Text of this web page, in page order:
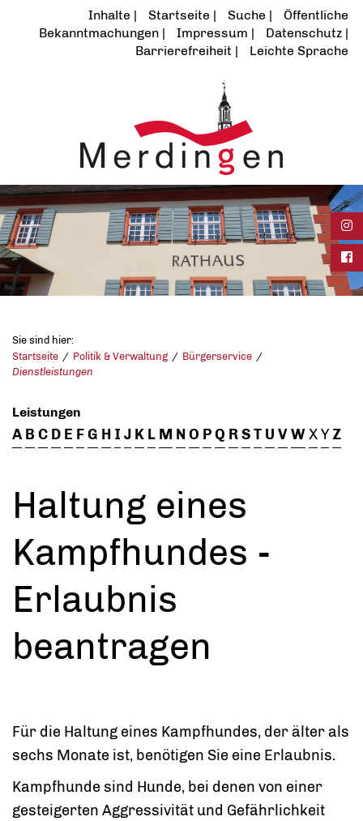
Inhalte Startseite Suche
Öffentliche
Bekanntmachungen
Impressum
Datenschutz
Barrierefreiheit
Leichte Sprache
Sie sind hier:
Startseite
Politik & Verwaltung
Bürgerservice
Dienstleistungen
Leistungen
A B C D E FG H I J K L M NO PQ RST U VWXYZ
Haltung eines
Kampfhundes -
Erlaubnis
beantragen
Für die Haltung eines Kampfhundes, der älter als
sechs Monate ist, benötigen Sie eine Erlaubnis.
Kampfhunde sind Hunde, bei denen von einer
gesteigerten Aggressivität und Gefährlichkeit